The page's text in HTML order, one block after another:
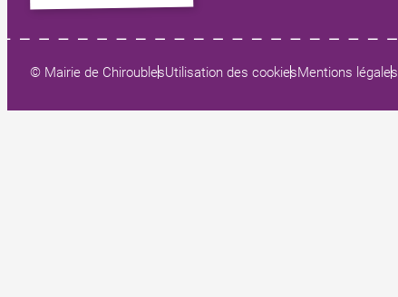
© Mairie de ChiroublesUtilisation des cookiesMentions légales